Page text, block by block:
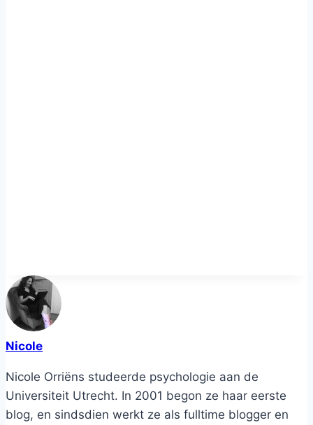
Nicole
Nicole Orriëns studeerde psychologie aan de
Universiteit Utrecht. In 2001 begon ze haar eerste
blog, en sindsdien werkt ze als fulltime blogger en